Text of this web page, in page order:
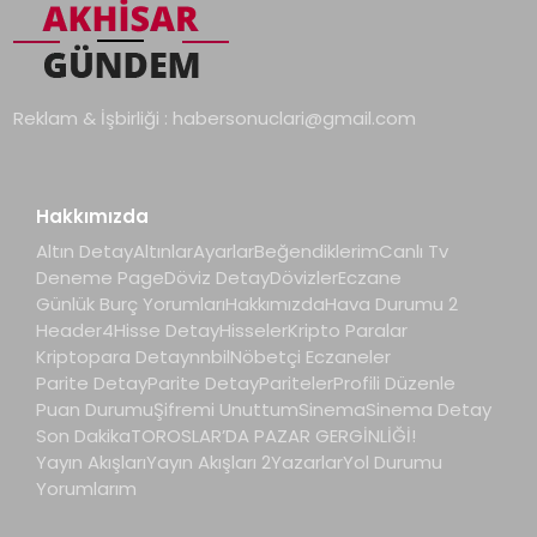
Reklam & İşbirliği : habersonuclari@gmail.com
Hakkımızda
Altın DetayAltınlarAyarlarBeğendiklerimCanlı Tv
Deneme PageDöviz DetayDövizlerEczane
Günlük Burç YorumlarıHakkımızdaHava Durumu 2
Header4Hisse DetayHisselerKripto Paralar
Kriptopara DetaynnbilNöbetçi Eczaneler
Parite DetayParite DetayParitelerProfili Düzenle
Puan DurumuŞifremi UnuttumSinemaSinema Detay
Son DakikaTOROSLAR’DA PAZAR GERGİNLİĞİ!
Yayın AkışlarıYayın Akışları 2YazarlarYol Durumu
Yorumlarım